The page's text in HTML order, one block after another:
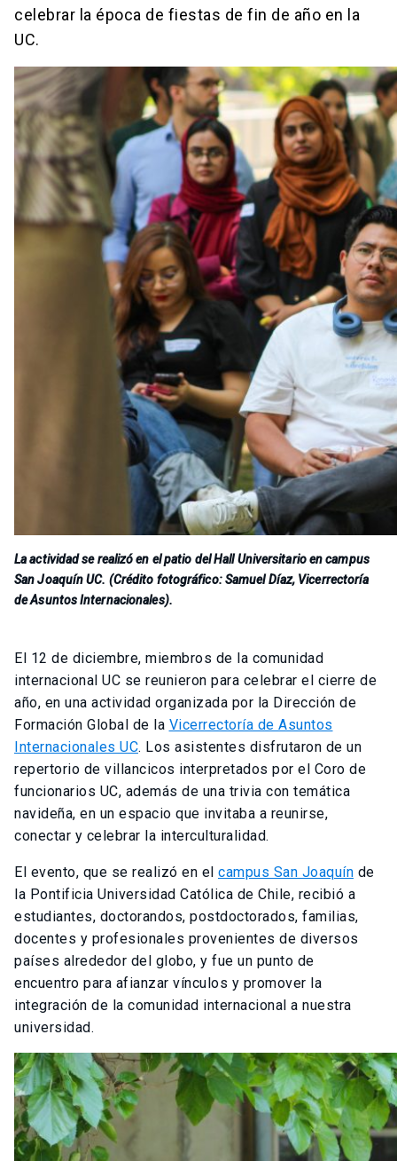
celebrar la época de fiestas de fin de año en la
UC.
La actividad se realizó en el patio del Hall Universitario en campus
San Joaquín UC. (Crédito fotográfico: Samuel Díaz, Vicerrectoría
de Asuntos Internacionales).
El 12 de diciembre, miembros de la comunidad
internacional UC se reunieron para celebrar el cierre de
año, en una actividad organizada por la Dirección de
Formación Global de la Vicerrectoría de Asuntos
Internacionales UC. Los asistentes disfrutaron de un
repertorio de villancicos interpretados por el Coro de
funcionarios UC, además de una trivia con temática
navideña, en un espacio que invitaba a reunirse,
conectar y celebrar la interculturalidad.
El evento, que se realizó en el campus San Joaquín de
la Pontificia Universidad Católica de Chile, recibió a
estudiantes, doctorandos, postdoctorados, familias,
docentes y profesionales provenientes de diversos
países alrededor del globo, y fue un punto de
encuentro para afianzar vínculos y promover la
integración de la comunidad internacional a nuestra
universidad.